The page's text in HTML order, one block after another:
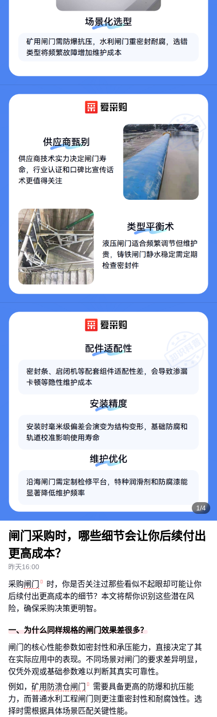
1/4
闸门采购时，哪些细节会让你后续付出
更高成本？
昨天16:00
采购闸门
时，你是否关注过那些看似不起眼却可能让你
后续付出更高成本的细节？本文将帮你识别这些潜在风
险，确保采购决策更明智。
一、为什么同样规格的闸门效果差很多？
闸门的核心性能参数如密封性和承压能力，直接决定了其
在实际应用中的表现。不同场景对闸门的要求差异明显，
仅凭外观或基础参数难以判断其真实可靠性。
例如， 矿用防溃仓闸门
需要具备更高的防爆和抗压能
力，而普通水利工程闸门则更注重密封性和耐腐蚀性。选
择时需根据具体场景匹配关键性能。